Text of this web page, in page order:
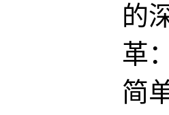
的
革
简